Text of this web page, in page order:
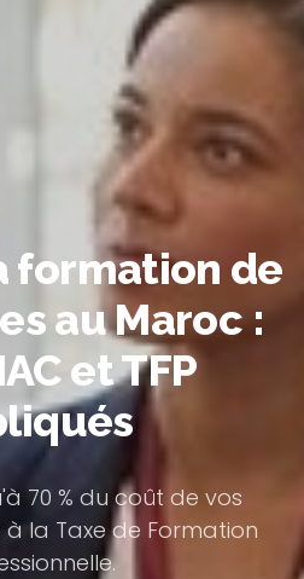
formation de
au Maroc :
et TFP
70 % du coût de vos
la Taxe de Formation